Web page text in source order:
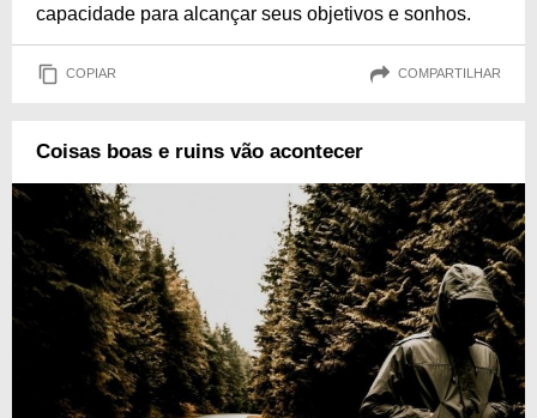
capacidade para alcançar seus objetivos e sonhos.
COPIAR COMPARTILHAR
Coisas boas e ruins vão acontecer